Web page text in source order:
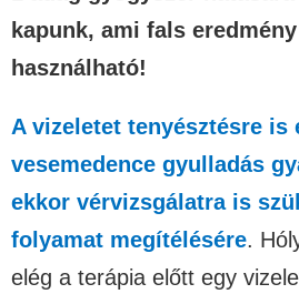
kapunk, ami fals
használható!
A vizeletet tenyésztésre is
vesemedence gyulladás
ekkor vérvizsgálatra is
folyamat megítélésére.
elég a terápia előtt egy